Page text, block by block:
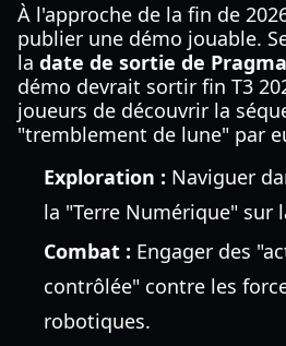
À l'approche de la fin de
publier une démo jouable.
la date de sortie de
démo devrait sortir fin T3
joueurs de découvrir la
"tremblement de lune" par
Exploration : Naviguer
la "Terre Numérique" sur
Combat : Engager des
contrôlée" contre les
robotiques.